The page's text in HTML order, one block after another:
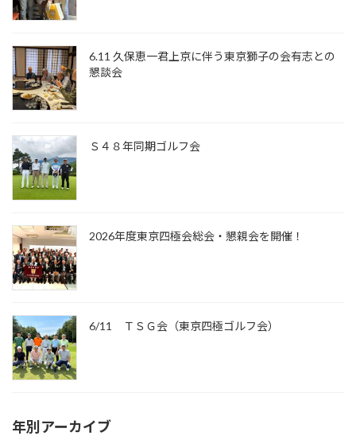
6.11 久保恵一君上京に伴う東京獅子の会有志との
懇談会
Ｓ４８年同期ゴルフ会
2026年度東京四極会総会・懇親会を開催！
6/11 ＴＳＧ会（東京四極ゴルフ会）
年別アーカイブ